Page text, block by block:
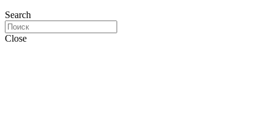
Search
Close